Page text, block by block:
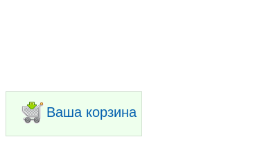
Ваша корзина